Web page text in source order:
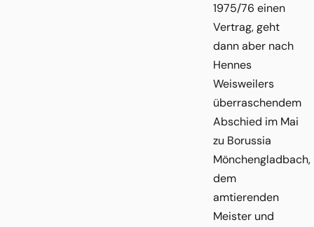
1975/76 einen
Vertrag, geht
dann aber nach
Hennes
Weisweilers
überraschendem
Abschied im Mai
zu Borussia
Mönchengladbach,
dem
amtierenden
Meister und